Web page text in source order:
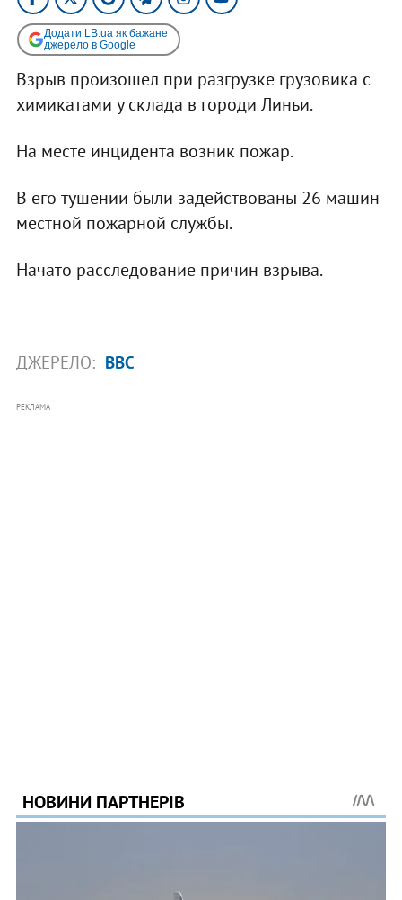
Додати LB.ua як бажане
джерело в Google
Взрыв произошел при разгрузке грузовика с
химикатами у склада в городи Линьи.
На месте инцидента возник пожар.
В его тушении были задействованы 26 машин
местной пожарной службы.
Начато расследование причин взрыва.
ДЖЕРЕЛО: BBC
РЕКЛАМА